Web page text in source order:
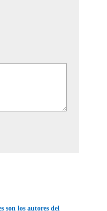
son los autores del